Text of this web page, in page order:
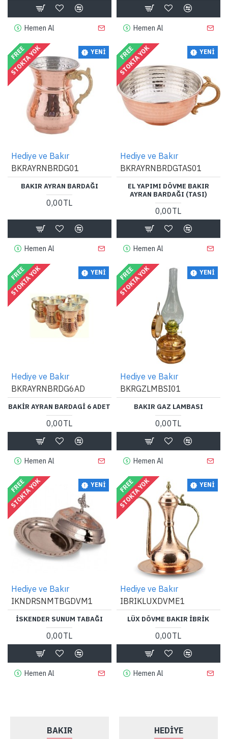
Hemen Al Hemen Al
YENI
FREE
STOKTA YOK
Hediye ve Bakır
BKRAYRNBRDG01
BAKIR AYRAN BARDAĞI
0,00TL
Hemen Al
YENI
FREE
STOKTA YOK
Hediye ve Bakır
BKRAYRNBRDGTAS01
EL YAPIMI DÖVME BAKIR
AYRAN BARDAĞI (TASI)
0,00TL
Hemen Al
YENI
FREE
STOKTA YOK
Hediye ve Bakır
BKRAYRNBRDG6AD
BAKIR AYRAN BARDAGI 6 ADET
0,00TL
Hemen Al
YENI
FREE
STOKTA YOK
Hediye ve Bakır
BKRGZLMBSI01
BAKIR GAZ LAMBASI
0,00TL
Hemen Al
YENI
FREE
STOKTA YOK
Hediye ve Bakır
IKNDRSNMTBGDVM1
İSKENDER SUNUM TABAĞI
0,00TL
Hemen Al
YENI
FREE
STOKTA YOK
Hediye ve Bakır
IBRIKLUXDVME1
LÜX DÖVME BAKIR İBRIK
0,00TL
Hemen Al
BAKIR HEDİYE